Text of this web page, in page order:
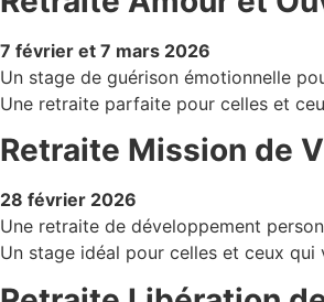
7 février et 7 mars 2026
Un stage de guérison émotionnelle
Une retraite parfaite pour celles et
Retraite Mission de
28 février 2026
Une retraite de développement
Un stage idéal pour celles et ceux qui